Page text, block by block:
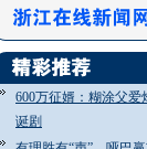
600万征婿：糊涂父爱
诞剧